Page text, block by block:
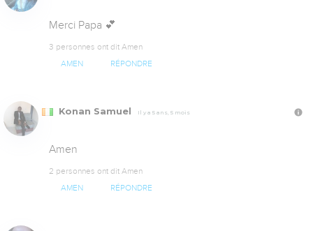
Merci Papa 💕
3 personnes ont dit Amen
AMEN RÉPONDRE
Konan Samuel Il y a 5 ans, 5 mois
Amen
2 personnes ont dit Amen
AMEN RÉPONDRE